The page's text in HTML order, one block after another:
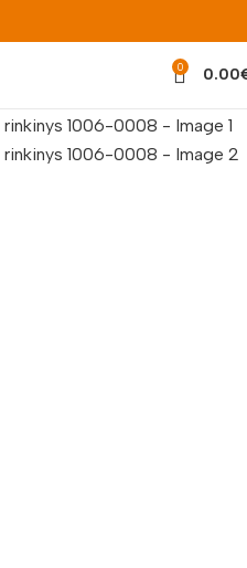
0 0.00